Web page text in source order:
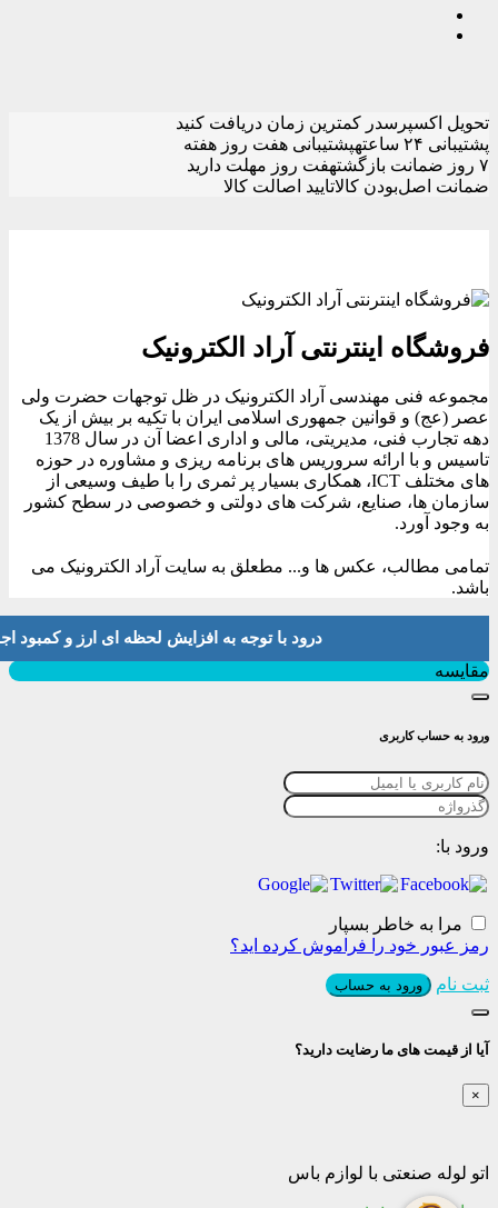
تحویل اکسپرسدر کمترین زمان دریافت کنید
پشتیبانی ۲۴ ساعته
پشتیبانی هفت روز هفته
۷ روز ضمانت بازگشت
هفت روز مهلت دارید
ضمانت اصل‌بودن کالاتایید اصالت کالا
فروشگاه اینترنتی آراد الکترونیک
مجموعه فنی مهندسی آراد الکترونیک در ظل توجهات حضرت ولی
عصر (عج) و قوانین جمهوری اسلامی ایران با تکیه بر بیش از یک
دهه تجارب فنی، مدیریتی، مالی و اداری اعضا آن در سال 1378
تاسیس و با ارائه سروریس های برنامه ریزی و مشاوره در حوزه
های مختلف ICT، همکاری بسیار پر ثمری را با طیف وسیعی از
سازمان ها، صنایع، شرکت های دولتی و خصوصی در سطح کشور
به وجود آورد.
تمامی مطالب، عکس ها و... مطعلق به سایت آراد الکترونیک می
باشد.
درود با توجه به افزایش لحظه ای ارز و کمبود اجناس لطفا موجودی
مقایسه
ورود به حساب کاربری
ورود با:
مرا به خاطر بسپار
رمز عبور خود را فراموش کرده اید؟
ثبت نام ورود به حساب
آیا از قیمت های ما رضایت دارید؟
×
اتو لوله صنعتی با لوازم باس